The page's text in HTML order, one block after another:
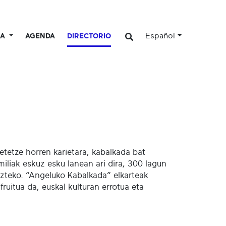
AGENDA DIRECTORIO Español
horren karietara, kabalkada bat
eskuz esku lanean ari dira, 300 lagun
“Angeluko Kabalkada” elkarteak
da, euskal kulturan errotua eta